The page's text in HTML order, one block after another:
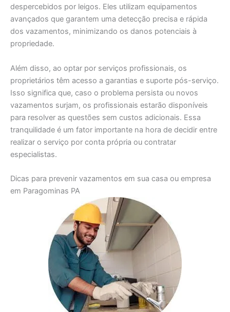
despercebidos por leigos. Eles utilizam equipamentos
avançados que garantem uma detecção precisa e rápida
dos vazamentos, minimizando os danos potenciais à
propriedade.
Além disso, ao optar por serviços profissionais, os
proprietários têm acesso a garantias e suporte pós-serviço.
Isso significa que, caso o problema persista ou novos
vazamentos surjam, os profissionais estarão disponíveis
para resolver as questões sem custos adicionais. Essa
tranquilidade é um fator importante na hora de decidir entre
realizar o serviço por conta própria ou contratar
especialistas.
Dicas para prevenir vazamentos em sua casa ou empresa
em Paragominas PA